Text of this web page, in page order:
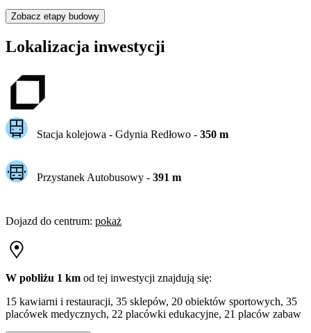
Zobacz etapy budowy
Lokalizacja inwestycji
Stacja kolejowa - Gdynia Redłowo- 350m
Przystanek Autobusowy - 391 m
Dojazd do centrum: pokaż
W pobliżu 1 km od tej inwestycji znajdują się:
15 kawiarni i restauracji, 35 sklepów, 20 obiektów sportowych, 35
placówek medycznych, 22 placówki edukacyjne, 21 placów zabaw